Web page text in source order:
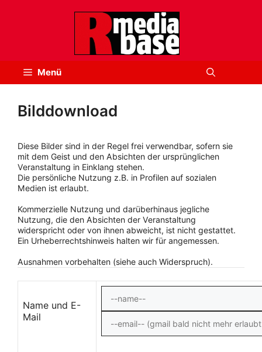
Menü
Bilddownload
Diese Bilder sind in der Regel frei verwendbar, sofern sie
mit dem Geist und den Absichten der ursprünglichen
Veranstaltung in Einklang stehen.
Die persönliche Nutzung z.B. in Profilen auf sozialen
Medien ist erlaubt.
Kommerzielle Nutzung und darüberhinaus jegliche
Nutzung, die den Absichten der Veranstaltung
widerspricht oder von ihnen abweicht, ist nicht gestattet.
Ein Urheberrechtshinweis halten wir für angemessen.
Ausnahmen vorbehalten (siehe auch Widerspruch).
Name und E-
Mail